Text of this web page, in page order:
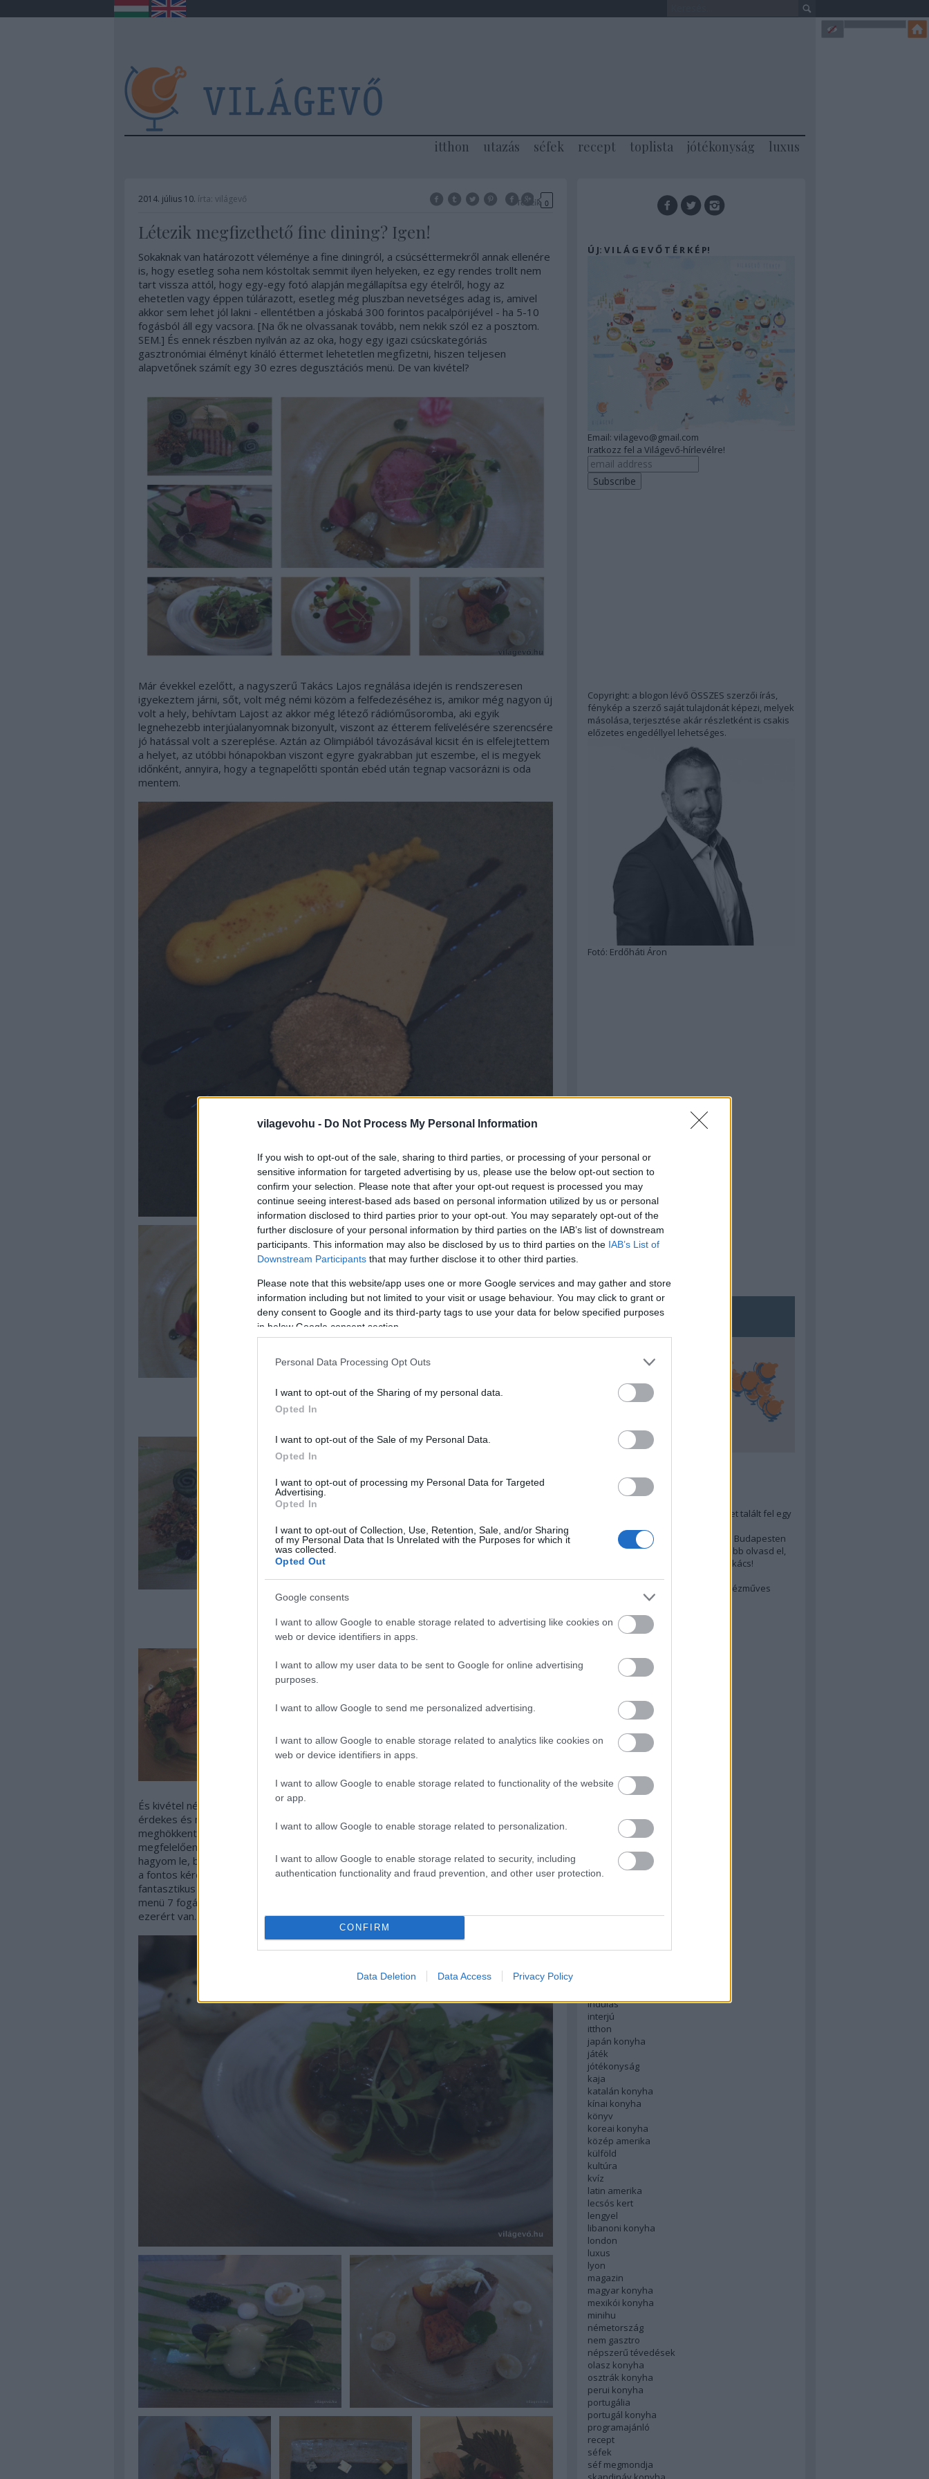
vilagevohu - Do Not Process My Personal Information
If you wish to opt-out of the sale, sharing to third parties, or processing of your personal or
sensitive information for targeted advertising by us, please use the below opt-out section to
confirm your selection. Please note that after your opt-out request is processed you may
continue seeing interest-based ads based on personal information utilized by us or personal
information disclosed to third parties prior to your opt-out. You may separately opt-out of the
further disclosure of your personal information by third parties on the IAB’s list of downstream
participants. This information may also be disclosed by us to third parties on the IAB’s List of
Downstream Participants that may further disclose it to other third parties.
Please note that this website/app uses one or more Google services and may gather and store
information including but not limited to your visit or usage behaviour. You may click to grant or
deny consent to Google and its third-party tags to use your data for below specified purposes
in below Google consent section.
Personal Data Processing Opt Outs
I want to opt-out of the Sharing of my personal data.
Opted In
I want to opt-out of the Sale of my Personal Data.
Opted In
I want to opt-out of processing my Personal Data for Targeted
Advertising.
Opted In
I want to opt-out of Collection, Use, Retention, Sale, and/or Sharing
of my Personal Data that Is Unrelated with the Purposes for which it
was collected.
Opted Out
Google consents
I want to allow Google to enable storage related to advertising like cookies on
web or device identifiers in apps.
I want to allow my user data to be sent to Google for online advertising
purposes.
I want to allow Google to send me personalized advertising.
I want to allow Google to enable storage related to analytics like cookies on
web or device identifiers in apps.
I want to allow Google to enable storage related to functionality of the website
or app.
I want to allow Google to enable storage related to personalization.
I want to allow Google to enable storage related to security, including
authentication functionality and fraud prevention, and other user protection.
CONFIRM
Data Deletion Data Access Privacy Policy
itthon utazás séfek recept toplista jótékonyság luxus
2014. július 10. írta: világevő Tetszik 0
Létezik megfizethető fine dining? Igen!
Sokaknak van határozott véleménye a fine diningról, a csúcséttermekről annak ellenére
is, hogy esetleg soha nem kóstoltak semmit ilyen helyeken, ez egy rendes trollt nem
tart vissza attól, hogy egy-egy fotó alapján megállapítsa egy ételről, hogy az
ehetetlen vagy éppen túlárazott, esetleg még pluszban nevetséges adag is, amivel
akkor sem lehet jól lakni - ellentétben a jóskabá 300 forintos pacalpörijével - ha 5-10
fogásból áll egy vacsora. [Na ők ne olvassanak tovább, nem nekik szól ez a posztom.
SEM.] És ennek részben nyilván az az oka, hogy egy igazi csúcskategóriás
gasztronómiai élményt kínáló éttermet lehetetlen megfizetni, hiszen teljesen
alapvetőnek számít egy 30 ezres degusztációs menü. De van kivétel?
Már évekkel ezelőtt, a nagyszerű Takács Lajos regnálása idején is rendszeresen
igyekeztem járni, sőt, volt még némi közöm a felfedezéséhez is, amikor még nagyon új
volt a hely, behívtam Lajost az akkor még létező rádióműsoromba, aki egyik
legnehezebb interjúalanyomnak bizonyult, viszont az étterem felívelésére szerencsére
jó hatással volt a szereplése. Aztán az Olimpiából távozásával kicsit én is elfelejtettem
a helyet, az utóbbi hónapokban viszont egyre gyakrabban jut eszembe, el is megyek
időnként, annyira, hogy a tegnapelőtti spontán ebéd után tegnap vacsorázni is oda
mentem.
És kivétel nélkül izgalmas, változatos, nagyon átgondolt, nemzetközi viszonylatban is
érdekes és magas színvonalú menü várt, sok-sok meglepetéssel, kiváló és néha
meghökkentő alapanyagokkal. Akit nagyon érdekel, hogy mi van a tányérján és
megfelelően igényes is, itt rengeteg örömben lesz része. És ezúttal az árat se
hagyom le, bár azt szinte sehol nem szoktam megírni, mert szerintem eltereli a témát
a fontos kérdésekről, de ebben az esetben éppen ennek fényében is annyira
fantasztikus a menüajánlat: ebédre 2/3 fogás 1950,-/2250,-, vacsorára a meglepetés
menü 7 fogás esetén 8500,-, de - ha jól emlékszem - 4-5 fogás esetén már 5-6
ezerért van.
Ú J: V I L Á G E V Ő T É R K É P!
Email: vilagevo@gmail.com
Iratkozz fel a Világevő-hírlevélre!
Copyright: a blogon lévő ÖSSZES szerzői írás,
fénykép a szerző saját tulajdonát képezi, melyek
másolása, terjesztése akár részletként is csakis
előzetes engedéllyel lehetséges.
Fotó: Erdőháti Áron
TOP5
Annyira menő Budapest-térképet talált fel egy
A 10 legjobb (elérhető árú) ebéd Budapesten
Szakács akarsz lenni? Akkor előbb olvasd el,
mit gondol erről egy magyar szakács!
Budapest rejtett kincsei: orosz kézműves
afrikai konyha
ázsiai konyha
baszk konyha
belgium
bocusedor
bocuse dor
dél amerika
english
északi konyha
francia konyha
holland konyha
indulás
interjú
itthon
japán konyha
játék
jótékonyság
kaja
katalán konyha
kínai konyha
könyv
koreai konyha
közép amerika
külföld
kultúra
kvíz
latin amerika
lecsós kert
lengyel
libanoni konyha
london
luxus
lyon
magazin
magyar konyha
mexikói konyha
minihu
németország
nem gasztro
népszerű tévedések
olasz konyha
osztrák konyha
perui konyha
portugália
portugál konyha
programajánló
recept
séfek
séf megmondja